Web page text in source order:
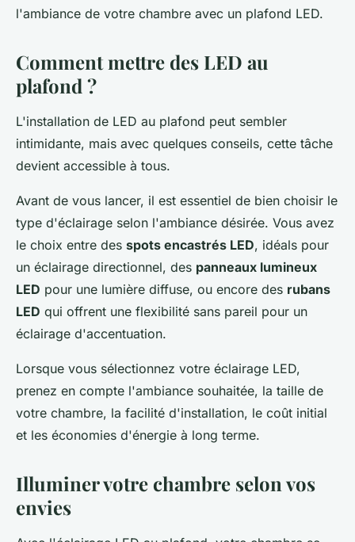
l'ambiance de votre chambre avec un plafond LED.
Comment mettre des LED au
plafond ?
L'installation de LED au plafond peut sembler
intimidante, mais avec quelques conseils, cette tâche
devient accessible à tous.
Avant de vous lancer, il est essentiel de bien choisir le
type d'éclairage selon l'ambiance désirée. Vous avez
le choix entre des spots encastrés LED, idéals pour
un éclairage directionnel, des panneaux lumineux
LED pour une lumière diffuse, ou encore des rubans
LED qui offrent une flexibilité sans pareil pour un
éclairage d'accentuation.
Lorsque vous sélectionnez votre éclairage LED,
prenez en compte l'ambiance souhaitée, la taille de
votre chambre, la facilité d'installation, le coût initial
et les économies d'énergie à long terme.
Illuminer votre chambre selon vos
envies